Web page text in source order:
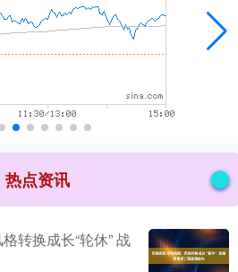
热点资讯
转换成长“轮休” 战